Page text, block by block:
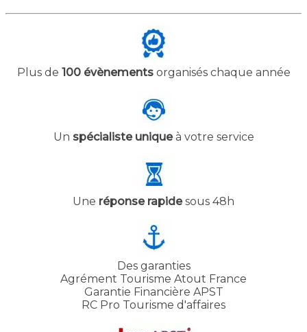
Plus de 100 évènementsorganisés chaque année
Un spécialiste uniqueà votre service
Une réponse rapidesous 48h
Des garanties
Agrément Tourisme Atout France
Garantie Financière APST
RC Pro Tourisme d'affaires